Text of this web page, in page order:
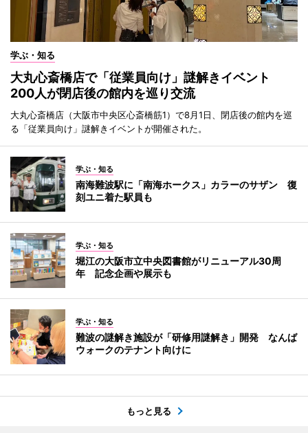
学ぶ・知る
大丸心斎橋店で「従業員向け」謎解きイベント
200人が閉店後の館内を巡り交流
大丸心斎橋店（大阪市中央区心斎橋筋1）で8月1日、閉店後の館内を巡
る「従業員向け」謎解きイベントが開催された。
学ぶ・知る
南海難波駅に「南海ホークス」カラーのサザン 復
刻ユニ着た駅員も
学ぶ・知る
堀江の大阪市立中央図書館がリニューアル30周
年 記念企画や展示も
学ぶ・知る
難波の謎解き施設が「研修用謎解き」開発 なんば
ウォークのテナント向けに
もっと見る